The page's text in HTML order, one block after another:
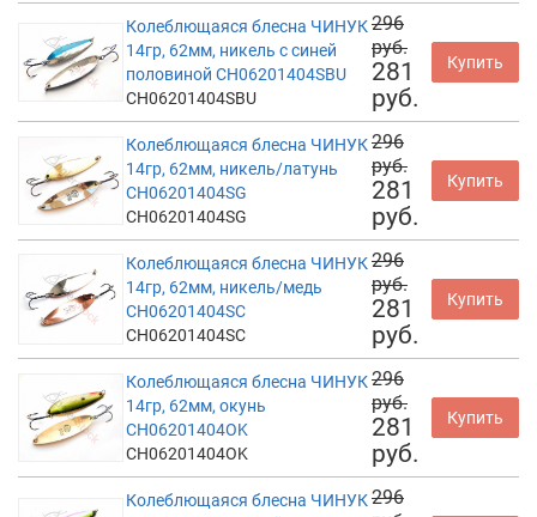
Колеблющаяся блесна ЧИНУК
14гр, 62мм, никель с синей
половиной CH06201404SBU
CH06201404SBU
296
руб.
281
руб.
Купить
Колеблющаяся блесна ЧИНУК
14гр, 62мм, никель/латунь
CH06201404SG
CH06201404SG
296
руб.
281
руб.
Купить
Колеблющаяся блесна ЧИНУК
14гр, 62мм, никель/медь
CH06201404SC
CH06201404SC
296
руб.
281
руб.
Купить
Колеблющаяся блесна ЧИНУК
14гр, 62мм, окунь
CH06201404OK
CH06201404OK
296
руб.
281
руб.
Купить
Колеблющаяся блесна ЧИНУК296